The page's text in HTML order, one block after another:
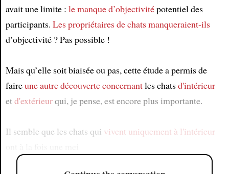
avait une limite : le manque d’objectivitépotentiel des
participants. Les propriétaires de chatsmanqueraient-ils
d’objectivité ? Pas possible !
Mais qu’elle soit biaisée ou pas, cette étude a permis de
faireune autre découverteconcernantles chatsd'intérieur
etd'extérieurqui, je pense, est encore plus importante.
Il semble que les chats qui vivent uniquement à l'intérieur